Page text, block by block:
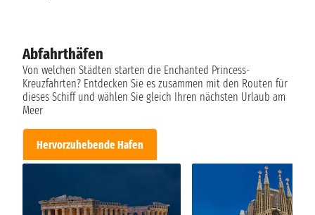
Abfahrthäfen
Von welchen Städten starten die Enchanted Princess-
Kreuzfahrten? Entdecken Sie es zusammen mit den Routen für
dieses Schiff und wählen Sie gleich Ihren nächsten Urlaub am
Meer
Hervorzuhebende Hafen